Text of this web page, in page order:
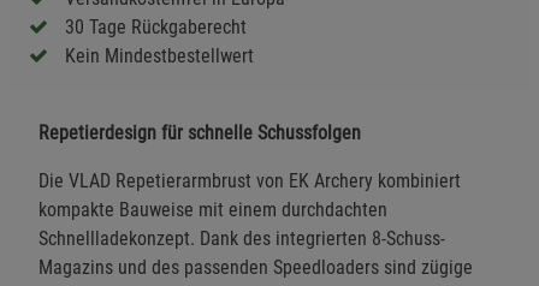
30 Tage Rückgaberecht
Kein Mindestbestellwert
Repetierdesign für schnelle Schussfolgen
Die VLAD Repetierarmbrust von EK Archery kombiniert
kompakte Bauweise mit einem durchdachten
Schnellladekonzept. Dank des integrierten 8-Schuss-
Magazins und des passenden Speedloaders sind zügige